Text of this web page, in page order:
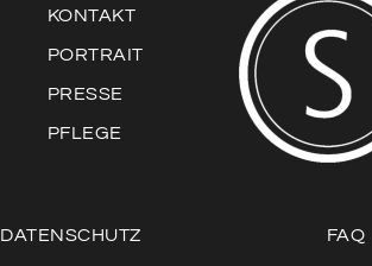
KONTAKT
PORTRAIT
PRESSE
PFLEGE
DATENSCHUTZ FAQ